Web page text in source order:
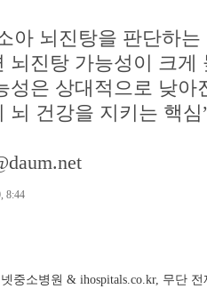
아 뇌진탕을 판단하
뇌진탕 가능성이 크게
성은 상대적으로 낮아
뇌 건강을 지키는 핵
8:44
중소병원 & ihospitals.co.kr, 무단